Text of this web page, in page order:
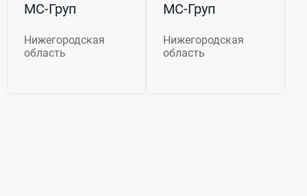
МС-Груп
Нижегородская
область
МС-Груп
Нижегородская
область